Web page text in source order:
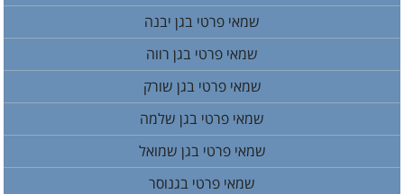
שמאי פרטי בגן יבנה
שמאי פרטי בגן רווה
שמאי פרטי בגן שורק
שמאי פרטי בגן שלמה
שמאי פרטי בגן שמואל
שמאי פרטי בגנוסר